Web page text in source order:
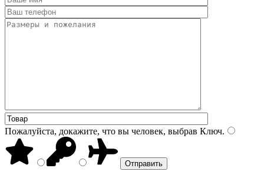
Пожалуйста, докажите, что вы человек, выбрав Ключ.